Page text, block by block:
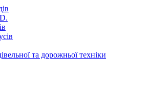
та дорожньої техніки